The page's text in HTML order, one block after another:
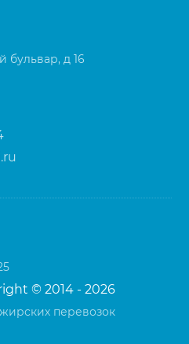
бульвар, д 16
перевозок
© 2014 - 2026